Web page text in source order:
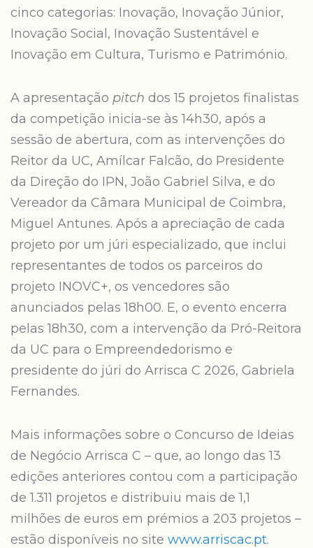
cinco categorias: Inovação, Inovação Júnior,
Inovação Social, Inovação Sustentável e
Inovação em Cultura, Turismo e Património.
A apresentação pitch dos 15 projetos finalistas
da competição inicia-se às 14h30, após a
sessão de abertura, com as intervenções do
Reitor da UC, Amílcar Falcão, do Presidente
da Direção do IPN, João Gabriel Silva, e do
Vereador da Câmara Municipal de Coimbra,
Miguel Antunes. Após a apreciação de cada
projeto por um júri especializado, que inclui
representantes de todos os parceiros do
projeto INOVC+, os vencedores são
anunciados pelas 18h00. E, o evento encerra
pelas 18h30, com a intervenção da Pró-Reitora
da UC para o Empreendedorismo e
presidente do júri do Arrisca C 2026, Gabriela
Fernandes.
Mais informações sobre o Concurso de Ideias
de Negócio Arrisca C – que, ao longo das 13
edições anteriores contou com a participação
de 1.311 projetos e distribuiu mais de 1,1
milhões de euros em prémios a 203 projetos –
estão disponíveis no site www.arriscac.pt.